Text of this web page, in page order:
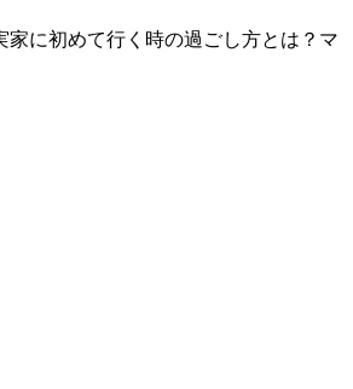
家に初めて行く時の過ごし方とは？マ